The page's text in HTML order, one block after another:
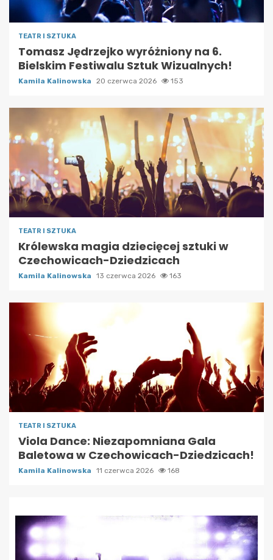
TEATR I SZTUKA
Tomasz Jędrzejko wyróżniony na 6.
Bielskim Festiwalu Sztuk Wizualnych!
Kamila Kalinowska 20 czerwca 2026 153
TEATR I SZTUKA
Królewska magia dziecięcej sztuki w
Czechowicach-Dziedzicach
Kamila Kalinowska 13 czerwca 2026 163
TEATR I SZTUKA
Viola Dance: Niezapomniana Gala
Baletowa w Czechowicach-Dziedzicach!
Kamila Kalinowska 11 czerwca 2026 168